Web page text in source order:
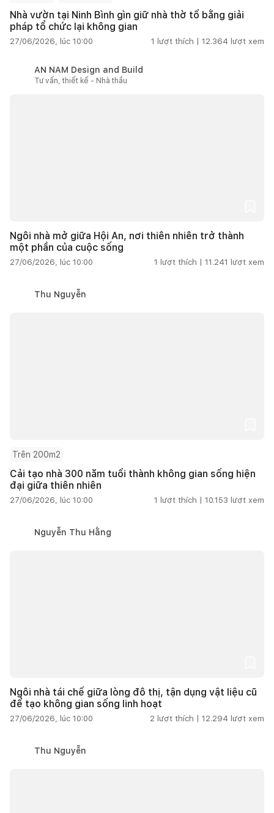
Nhà vườn tại Ninh Bình gìn giữ nhà thờ tổ bằng giải
pháp tổ chức lại không gian
27/06/2026, lúc 10:00 1 lượt thích | 12.364 lượt xem
AN NAM Design and Build
Tư vấn, thiết kế - Nhà thầu
Ngôi nhà mở giữa Hội An, nơi thiên nhiên trở thành
một phần của cuộc sống
27/06/2026, lúc 10:00 1 lượt thích | 11.241 lượt xem
Thu Nguyễn
Trên 200m2
Cải tạo nhà 300 năm tuổi thành không gian sống hiện
đại giữa thiên nhiên
27/06/2026, lúc 10:00 1 lượt thích | 10.153 lượt xem
Nguyễn Thu Hằng
Ngôi nhà tái chế giữa lòng đô thị, tận dụng vật liệu cũ
để tạo không gian sống linh hoạt
27/06/2026, lúc 10:00 2 lượt thích | 12.294 lượt xem
Thu Nguyễn